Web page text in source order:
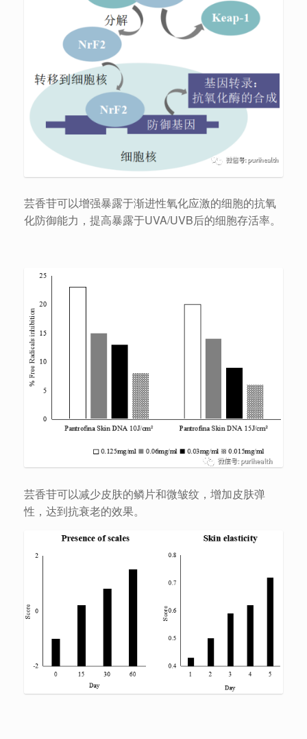
芸香苷可以增强暴露于渐进性氧化应激的细胞的抗氧
化防御能力，提高暴露于UVA/UVB后的细胞存活率。
芸香苷可以减少皮肤的鳞片和微皱纹，增加皮肤弹
性，达到抗衰老的效果。